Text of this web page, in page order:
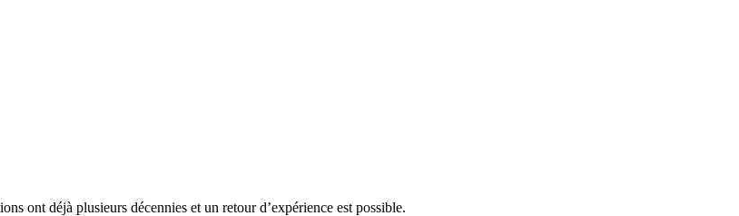
ont déjà plusieurs décennies et un retour d’expérience est possible.